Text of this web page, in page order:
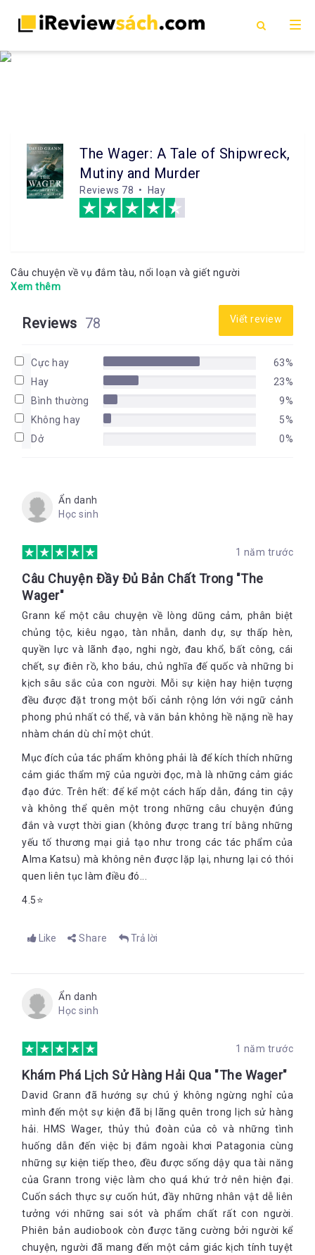
The Wager: A Tale of Shipwreck,
Mutiny and Murder
Reviews 78 • Hay
Câu chuyện về vụ đắm tàu, nổi loạn và giết người
Xem thêm
Reviews 78 Viết review
Cực hay
63%
Hay
23%
Bình thường
9%
Không hay
5%
Dở
0%
Ẩn danh
Học sinh
1 năm trước
Câu Chuyện Đầy Đủ Bản Chất Trong "The
Wager"
Grann kể một câu chuyện về lòng dũng cảm, phân biệt
chủng tộc, kiêu ngạo, tàn nhẫn, danh dự, sự thấp hèn,
quyền lực và lãnh đạo, nghi ngờ, đau khổ, bất công, cái
chết, sự điên rồ, kho báu, chủ nghĩa đế quốc và những bi
kịch sâu sắc của con người. Mỗi sự kiện hay hiện tượng
đều được đặt trong một bối cảnh rộng lớn với ngữ cảnh
phong phú nhất có thể, và văn bản không hề nặng nề hay
nhàm chán dù chỉ một chút.
Mục đích của tác phẩm không phải là để kích thích những
cảm giác thẩm mỹ của người đọc, mà là những cảm giác
đạo đức. Trên hết: để kể một cách hấp dẫn, đáng tin cậy
và không thể quên một trong những câu chuyện đúng
đắn và vượt thời gian (không được trang trí bằng những
yếu tố thương mại giả tạo như trong các tác phẩm của
Alma Katsu) mà không nên được lặp lại, nhưng lại có thói
quen liên tục làm điều đó...
4.5⭐️
Like Share Trả lời
Ẩn danh
Học sinh
1 năm trước
Khám Phá Lịch Sử Hàng Hải Qua "The Wager"
David Grann đã hướng sự chú ý không ngừng nghỉ của
mình đến một sự kiện đã bị lãng quên trong lịch sử hàng
hải. HMS Wager, thủy thủ đoàn của cô và những tình
huống dẫn đến việc bị đắm ngoài khơi Patagonia cùng
những sự kiện tiếp theo, đều được sống dậy qua tài năng
của Grann trong việc làm cho quá khứ trở nên hiện đại.
Cuốn sách thực sự cuốn hút, đầy những nhân vật dễ liên
tưởng với những sai sót và phẩm chất rất con người.
Phiên bản audiobook còn được tăng cường bởi người kể
chuyện, người đã mang đến một cảm giác kịch tính tuyệt